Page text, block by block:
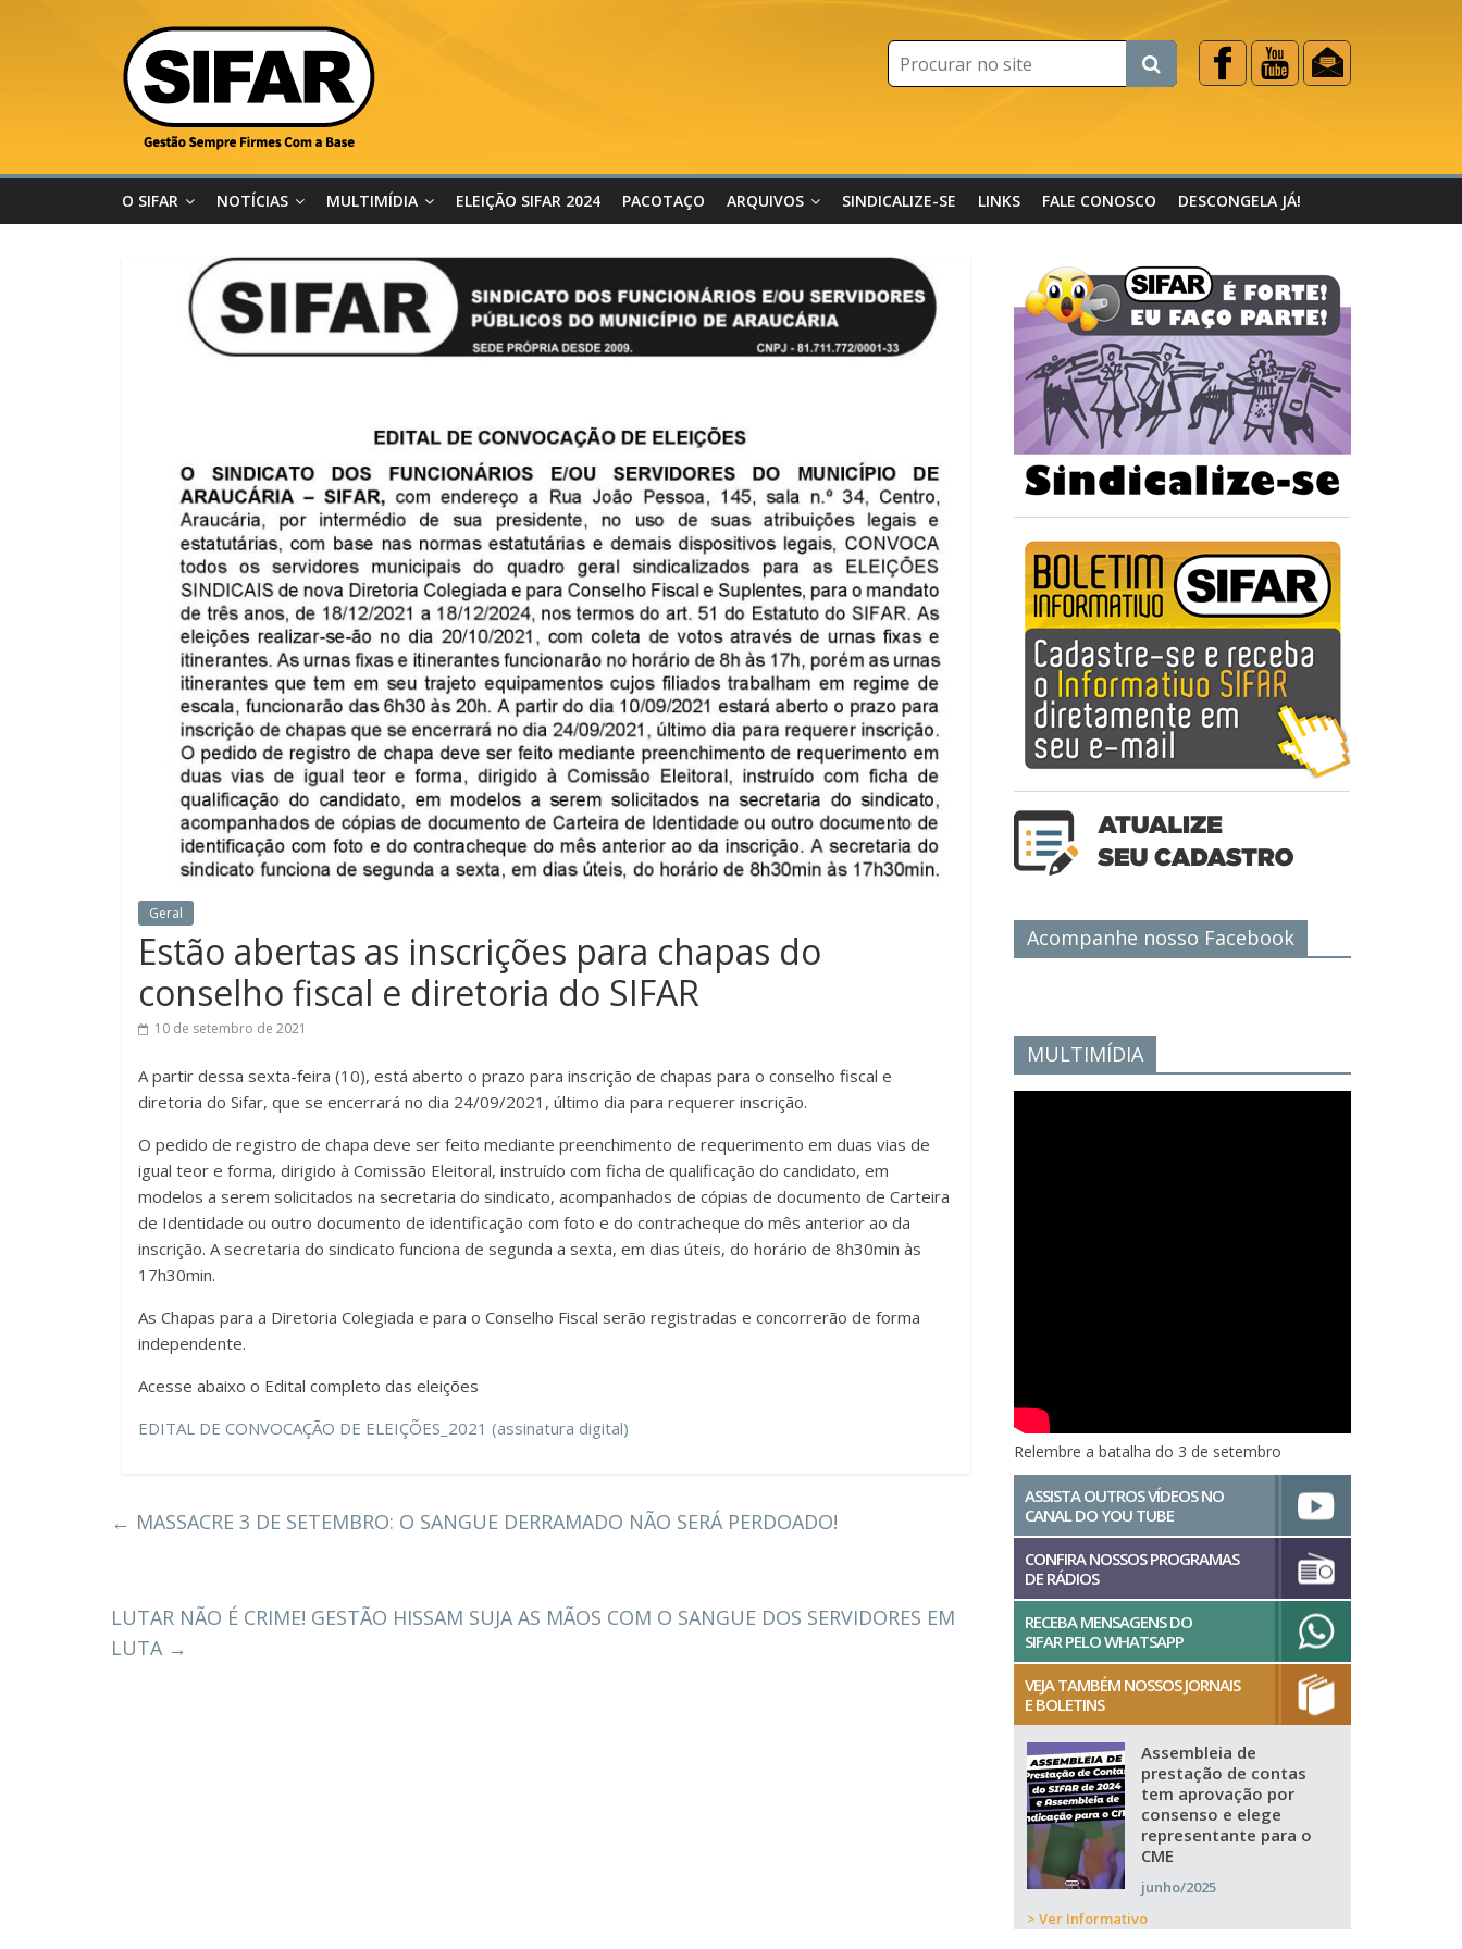
O SIFAR NOTÍCIAS MULTIMÍDIA ELEIÇÃO SIFAR 2024 PACOTAÇO ARQUIVOS SINDICALIZE-SE LINKS FALE CONOSCO DESCONGELA JÁ!
Geral
Estão abertas as inscrições para chapas do
conselho fiscal e diretoria do SIFAR
10 de setembro de 2021
A partir dessa sexta-feira (10), está aberto o prazo para inscrição de chapas para o conselho fiscal e
diretoria do Sifar, que se encerrará no dia 24/09/2021, último dia para requerer inscrição.
O pedido de registro de chapa deve ser feito mediante preenchimento de requerimento em duas vias de
igual teor e forma, dirigido à Comissão Eleitoral, instruído com ficha de qualificação do candidato, em
modelos a serem solicitados na secretaria do sindicato, acompanhados de cópias de documento de Carteira
de Identidade ou outro documento de identificação com foto e do contracheque do mês anterior ao da
inscrição. A secretaria do sindicato funciona de segunda a sexta, em dias úteis, do horário de 8h30min às
17h30min.
As Chapas para a Diretoria Colegiada e para o Conselho Fiscal serão registradas e concorrerão de forma
independente.
Acesse abaixo o Edital completo das eleições
EDITAL DE CONVOCAÇÃO DE ELEIÇÕES_2021 (assinatura digital)
← MASSACRE 3 DE SETEMBRO: O SANGUE DERRAMADO NÃO SERÁ PERDOADO!
LUTAR NÃO É CRIME! GESTÃO HISSAM SUJA AS MÃOS COM O SANGUE DOS SERVIDORES EM
LUTA →
Acompanhe nosso Facebook
MULTIMÍDIA
Relembre a batalha do 3 de setembro
ASSISTA OUTROS VÍDEOS NO
CANAL DO YOU TUBE
CONFIRA NOSSOS PROGRAMAS
DE RÁDIOS
RECEBA MENSAGENS DO
SIFAR PELO WHATSAPP
VEJA TAMBÉM NOSSOS JORNAIS
E BOLETINS
Assembleia de
prestação de contas
tem aprovação por
consenso e elege
representante para o
CME
junho/2025
> Ver Informativo